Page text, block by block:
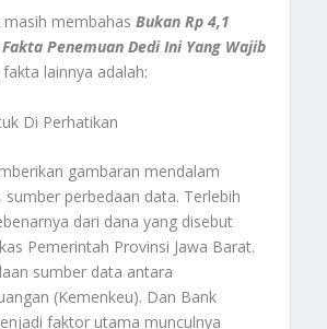
masih membahasBukan Rp 4,1
Penemuan Dedi Ini Yang Wajib
lainnya adalah:
Di Perhatikan
gambaran mendalam
perbedaan data. Terlebih
dari dana yang disebut
Pemerintah Provinsi Jawa Barat.
sumber data antara
(Kemenkeu). Dan Bank
faktor utama munculnya